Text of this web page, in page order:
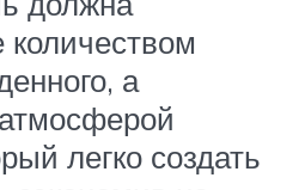
количеством
а
легко создать